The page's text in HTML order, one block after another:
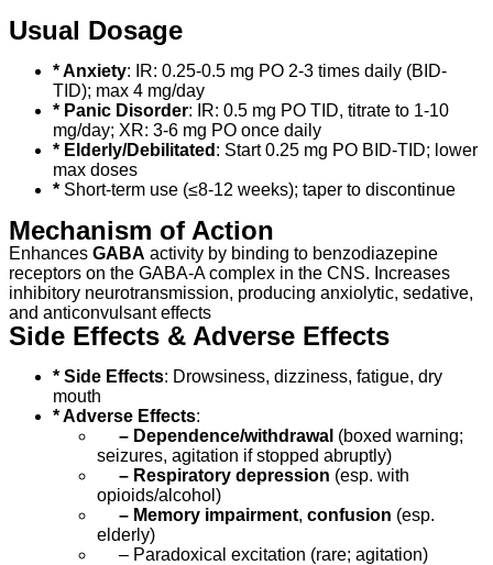
Usual Dosage
* Anxiety: IR: 0.25-0.5 mg PO 2-3 times daily (BID-
TID); max 4 mg/day
* Panic Disorder: IR: 0.5 mg PO TID, titrate to 1-10
mg/day; XR: 3-6 mg PO once daily
* Elderly/Debilitated : Start 0.25 mg PO BID-TID; lower
max doses
* Short-term use (≤8-12 weeks); taper to discontinue
Mechanism of Action
Enhances GABA activity by binding to benzodiazepine
receptors on the GABA-A complex in the CNS. Increases
inhibitory neurotransmission, producing anxiolytic, sedative,
and anticonvulsant effects
Side Effects & Adverse Effects
* Side Effects: Drowsiness, dizziness, fatigue, dry
mouth
* Adverse Effects:
– Dependence/withdrawal (boxed warning;
seizures, agitation if stopped abruptly)
– Respiratory depression (esp. with
opioids/alcohol)
– Memory impairment, confusion (esp.
elderly)
– Paradoxical excitation (rare; agitation)